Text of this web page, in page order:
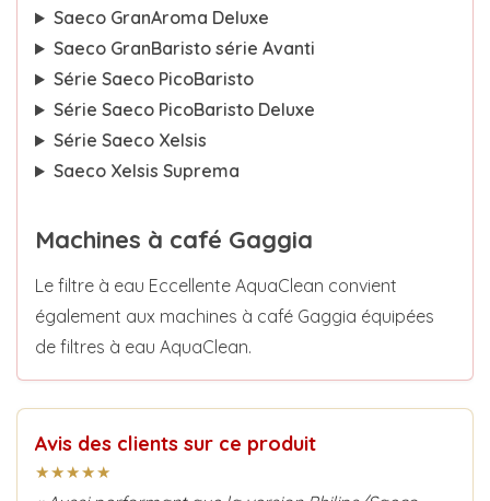
Saeco GranAroma Deluxe
Saeco GranBaristo série Avanti
Série Saeco PicoBaristo
Série Saeco PicoBaristo Deluxe
Série Saeco Xelsis
Saeco Xelsis Suprema
Machines à café Gaggia
Le filtre à eau Eccellente AquaClean convient
également aux machines à café Gaggia équipées
de filtres à eau AquaClean.
Avis des clients sur ce produit
★★★★★